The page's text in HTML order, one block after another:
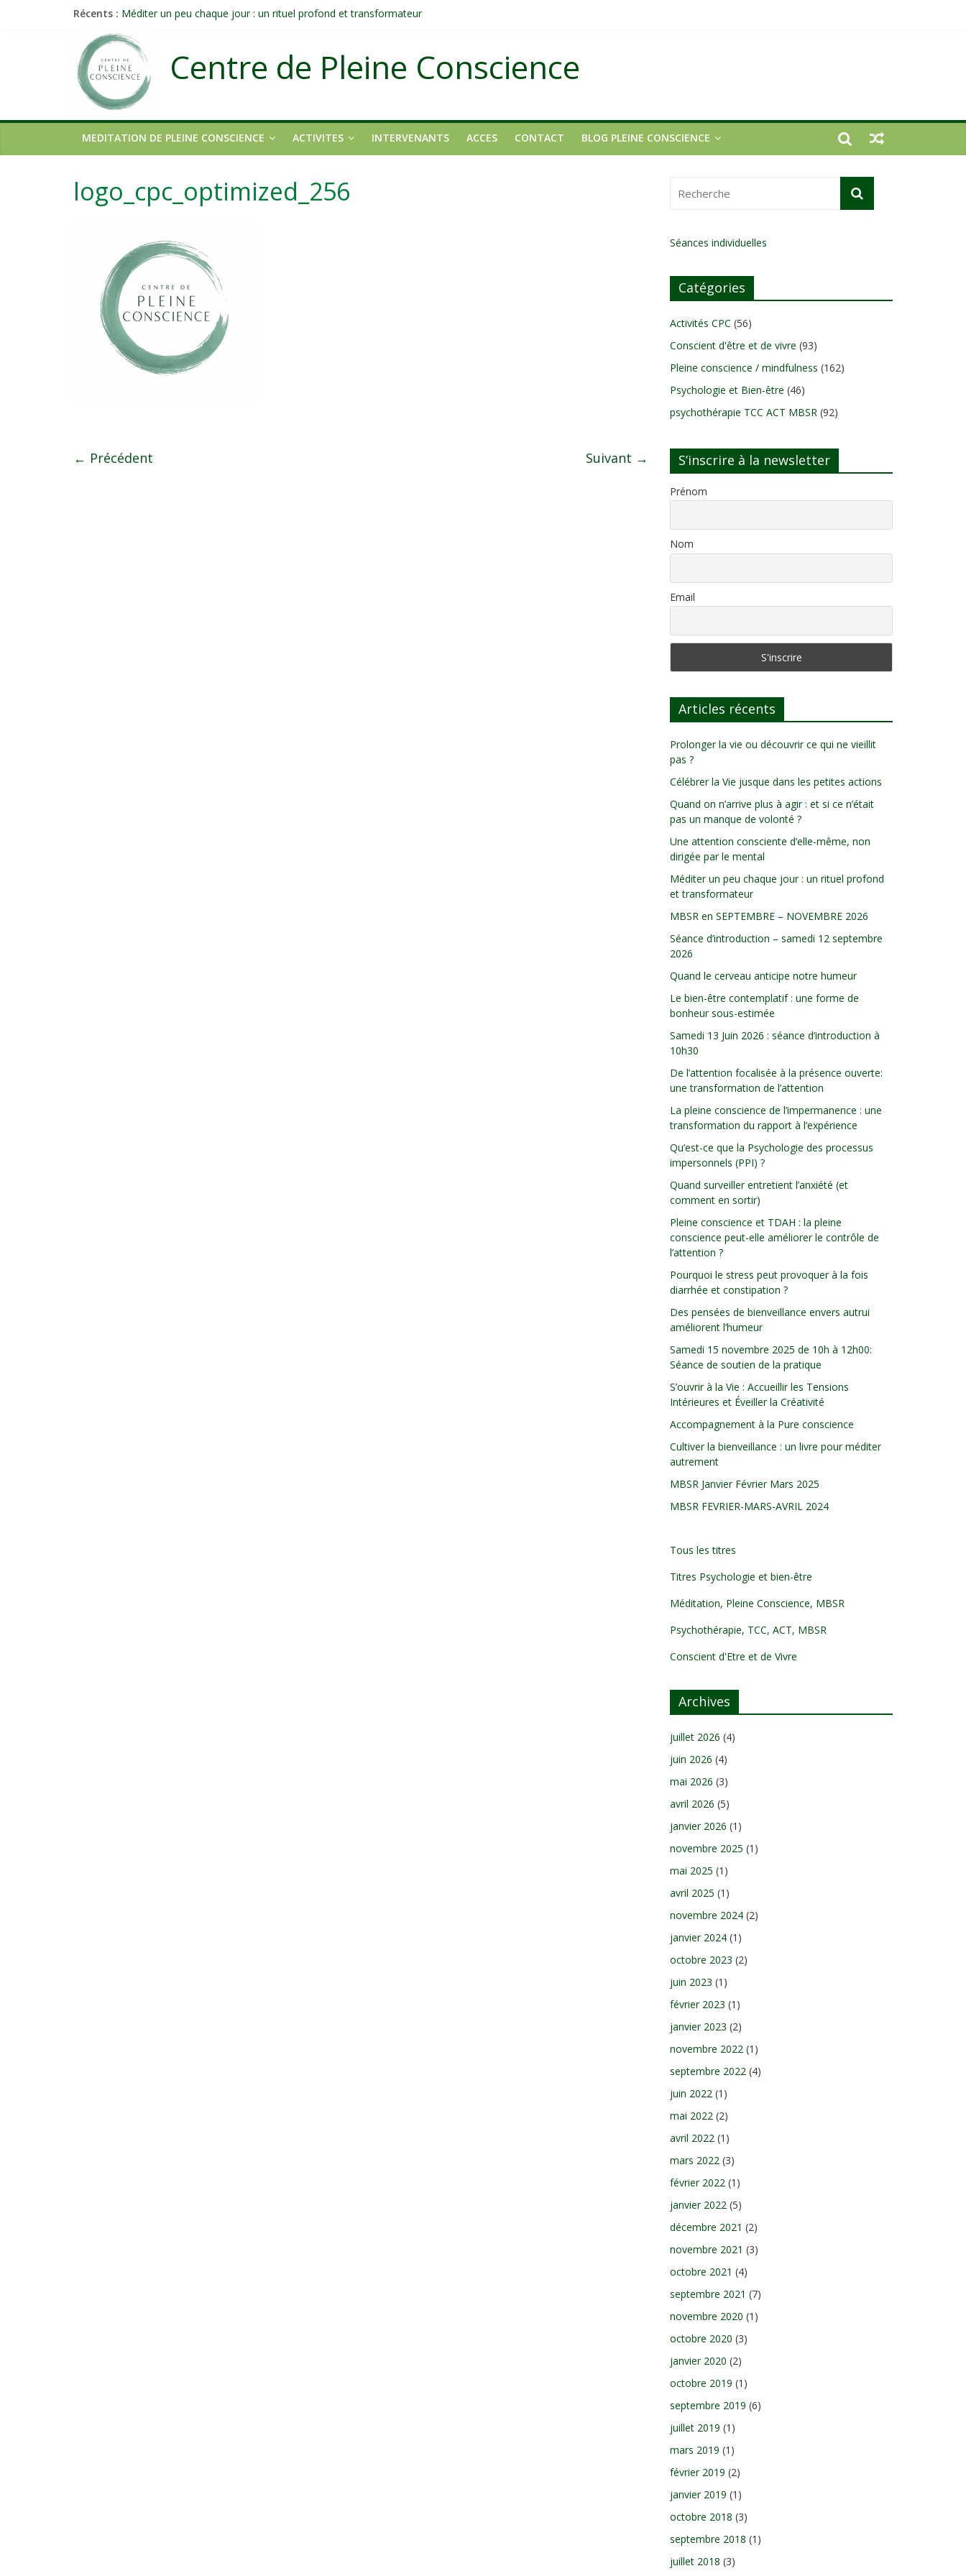
Récents : Méditer un peu chaque jour : un rituel profond et transformateur
Célébrer la Vie jusque dans les petites actions
Quand on n’arrive plus à agir : et si ce n’était pas un manque de volonté ?
Une attention consciente d’elle-même, non dirigée par le mental
Centre de Pleine Conscience
MEDITATION DE PLEINE CONSCIENCE ACTIVITES INTERVENANTS ACCES CONTACT BLOG PLEINE CONSCIENCE
logo_cpc_optimized_256
← Précédent Suivant →
Séances individuelles
Catégories
Activités CPC (56)
Conscient d'être et de vivre (93)
Pleine conscience / mindfulness (162)
Psychologie et Bien-être (46)
psychothérapie TCC ACT MBSR (92)
S’inscrire à la newsletter
Prénom
Nom
Email
Articles récents
Prolonger la vie ou découvrir ce qui ne vieillit
pas ?
Célébrer la Vie jusque dans les petites actions
Quand on n’arrive plus à agir : et si ce n’était
pas un manque de volonté ?
Une attention consciente d’elle-même, non
dirigée par le mental
Méditer un peu chaque jour : un rituel profond
et transformateur
MBSR en SEPTEMBRE – NOVEMBRE 2026
Séance d’introduction – samedi 12 septembre
2026
Quand le cerveau anticipe notre humeur
Le bien-être contemplatif : une forme de
bonheur sous-estimée
Samedi 13 Juin 2026 : séance d’introduction à
10h30
De l’attention focalisée à la présence ouverte:
une transformation de l’attention
La pleine conscience de l’impermanence : une
transformation du rapport à l’expérience
Qu’est-ce que la Psychologie des processus
impersonnels (PPI) ?
Quand surveiller entretient l’anxiété (et
comment en sortir)
Pleine conscience et TDAH : la pleine
conscience peut-elle améliorer le contrôle de
l’attention ?
Pourquoi le stress peut provoquer à la fois
diarrhée et constipation ?
Des pensées de bienveillance envers autrui
améliorent l’humeur
Samedi 15 novembre 2025 de 10h à 12h00:
Séance de soutien de la pratique
S’ouvrir à la Vie : Accueillir les Tensions
Intérieures et Éveiller la Créativité
Accompagnement à la Pure conscience
Cultiver la bienveillance : un livre pour méditer
autrement
MBSR Janvier Février Mars 2025
MBSR FEVRIER-MARS-AVRIL 2024
Tous les titres
Titres Psychologie et bien-être
Méditation, Pleine Conscience, MBSR
Psychothérapie, TCC, ACT, MBSR
Conscient d'Etre et de Vivre
Archives
juillet 2026 (4)
juin 2026 (4)
mai 2026 (3)
avril 2026 (5)
janvier 2026 (1)
novembre 2025 (1)
mai 2025 (1)
avril 2025 (1)
novembre 2024 (2)
janvier 2024 (1)
octobre 2023 (2)
juin 2023 (1)
février 2023 (1)
janvier 2023 (2)
novembre 2022 (1)
septembre 2022 (4)
juin 2022 (1)
mai 2022 (2)
avril 2022 (1)
mars 2022 (3)
février 2022 (1)
janvier 2022 (5)
décembre 2021 (2)
novembre 2021 (3)
octobre 2021 (4)
septembre 2021 (7)
novembre 2020 (1)
octobre 2020 (3)
janvier 2020 (2)
octobre 2019 (1)
septembre 2019 (6)
juillet 2019 (1)
mars 2019 (1)
février 2019 (2)
janvier 2019 (1)
octobre 2018 (3)
septembre 2018 (1)
juillet 2018 (3)